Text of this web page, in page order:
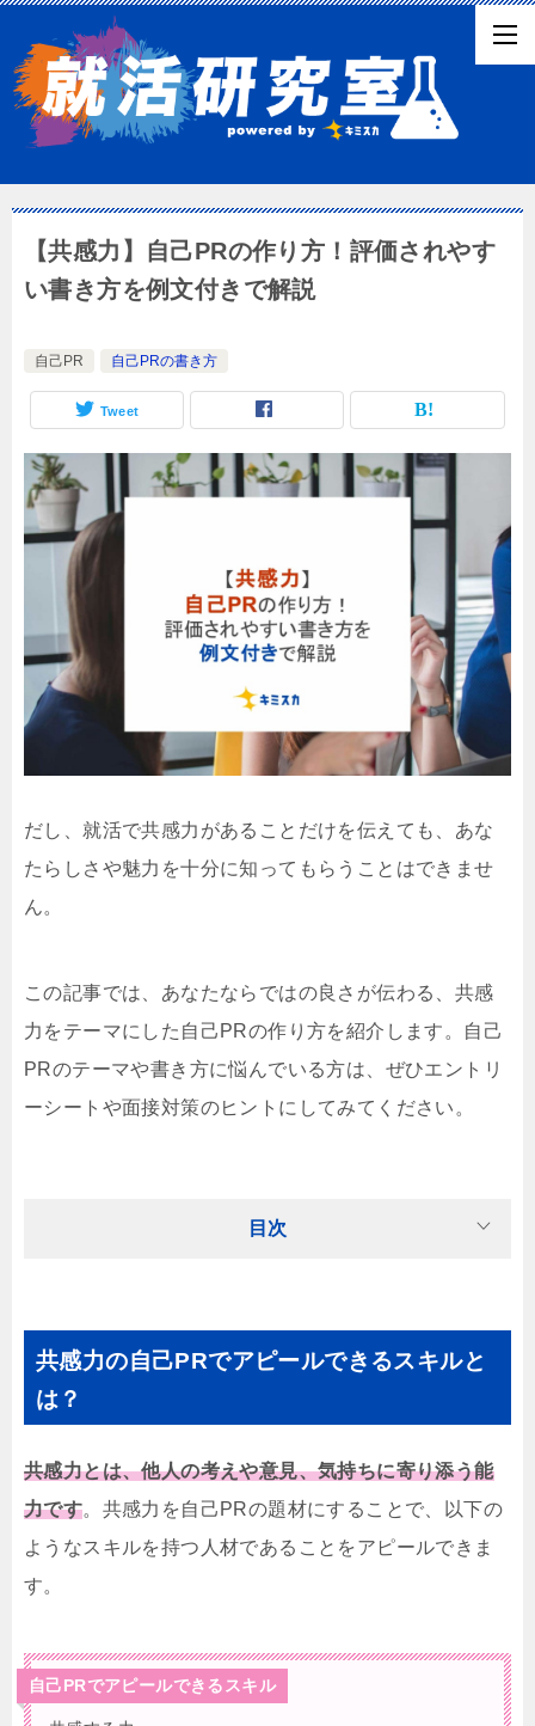
【共感力】自己PRの作り方！評価されやす
い書き方を例文付きで解説
自己PR 自己PRの書き方
Tweet
だし、就活で共感力があることだけを伝えても、あな
たらしさや魅力を十分に知ってもらうことはできませ
ん。
この記事では、あなたならではの良さが伝わる、共感
力をテーマにした自己PRの作り方を紹介します。自己
PRのテーマや書き方に悩んでいる方は、ぜひエントリ
ーシートや面接対策のヒントにしてみてください。
目次
共感力の自己PRでアピールできるスキルと
は？
共感力とは、他人の考えや意見、気持ちに寄り添う能
力です。共感力を自己PRの題材にすることで、以下の
ようなスキルを持つ人材であることをアピールできま
す。
自己PRでアピールできるスキル